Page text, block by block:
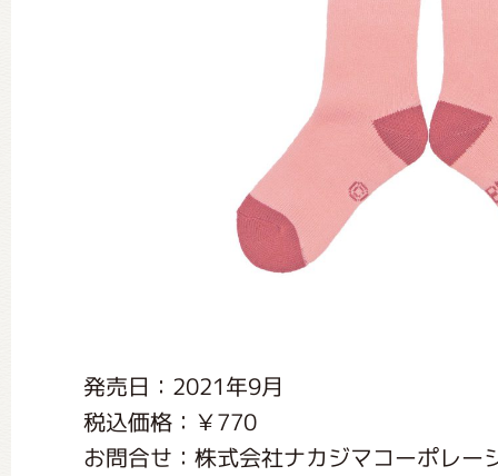
発売日：2021年9月
税込価格：￥770
お問合せ：株式会社ナカジマコーポレー
ミュージカル・コンサート
おたのしみコンテンツ(クイズ・
チア ジャッキーズ！
くまのがっこう 家庭科部